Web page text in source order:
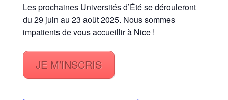
Les prochaines Universités d’Été se dérouleront
du 29 juin au 23 août 2025. Nous sommes
impatients de vous accueillir à Nice !
JE M’INSCRIS